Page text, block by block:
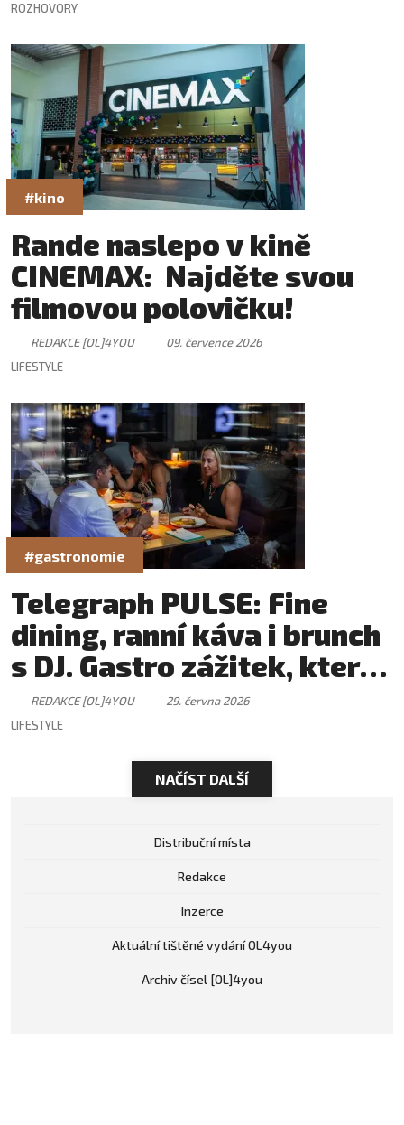
ROZHOVORY
#kino
Rande naslepo v kině
CINEMAX: Najděte svou
filmovou polovičku!
REDAKCE [OL]4YOU
09. července 2026
LIFESTYLE
#gastronomie
Telegraph PULSE: Fine
dining, ranní káva i brunch
s DJ. Gastro zážitek, který
má svůj rytmus
REDAKCE [OL]4YOU
29. června 2026
LIFESTYLE
NAČÍST DALŠÍ
Distribuční místa
Redakce
Inzerce
Aktuální tištěné vydání OL4you
Archiv čísel [OL]4you